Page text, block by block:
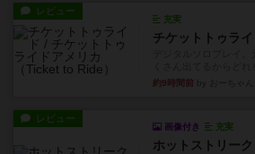
レビュー
充実
約9時間前
レビュー
画像付き 充実
ホットストリーク